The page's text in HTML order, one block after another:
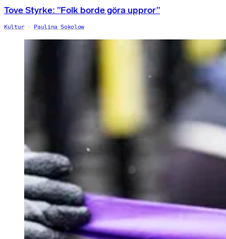
Tove Styrke: ”Folk borde göra uppror”
Kultur Paulina Sokolow